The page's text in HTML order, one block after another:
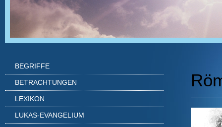
BEGRIFFE
BETRACHTUNGEN
LEXIKON
LUKAS-EVANGELIUM